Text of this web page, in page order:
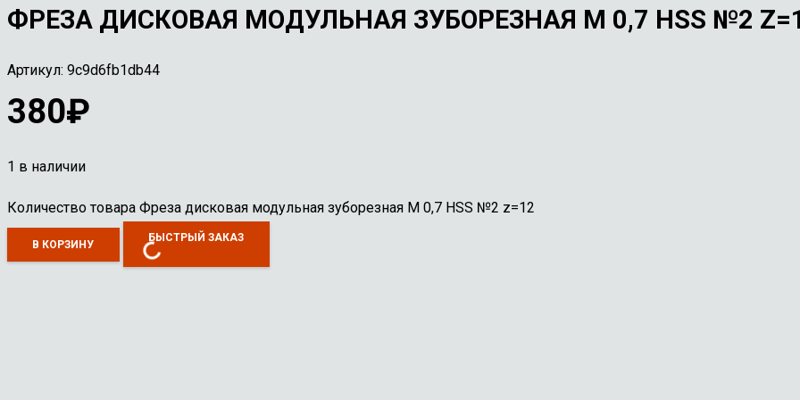
ФРЕЗА ДИСКОВАЯ МОДУЛЬНАЯ ЗУБОРЕЗНАЯ М 0,7 HSS №2
Артикул: 9c9d6fb1db44
380₽
1 в наличии
Количество товара Фреза дисковая модульная зуборезная М 0,7 HSS №2 z=12
В КОРЗИНУ
БЫСТРЫЙ ЗАКАЗ